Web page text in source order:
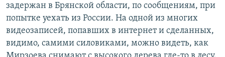
задержан в Брянской области, по сообщениям, при
попытке уехать из России. На одной из многих
видеозаписей, попавших в интернет и сделанных,
видимо, самими силовиками, можно видеть, как